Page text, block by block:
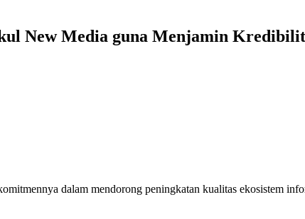
New Media guna Menjamin
dalam mendorong peningkatan kualitas ekosistem